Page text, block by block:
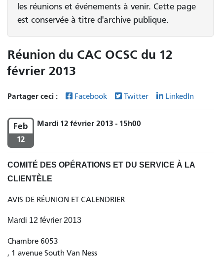
les réunions et événements à venir. Cette page
est conservée à titre d'archive publique.
Réunion du CAC OCSC du 12
février 2013
Partager ceci : Facebook Twitter LinkedIn
Feb
12
Mardi 12 février 2013 - 15h00
COMITÉ DES OPÉRATIONS ET DU SERVICE À LA
CLIENTÈLE
AVIS DE RÉUNION ET CALENDRIER
Mardi 12 février 2013
Chambre 6053
, 1 avenue South Van Ness